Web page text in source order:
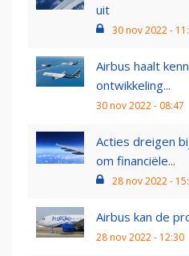
uit
30 nov 2022 -
Airbus haalt
ontwikkeling...
30 nov 2022 - 08:47
Acties dreigen
om financiële...
28 nov 2022 -
Airbus kan de
28 nov 2022 - 12:30